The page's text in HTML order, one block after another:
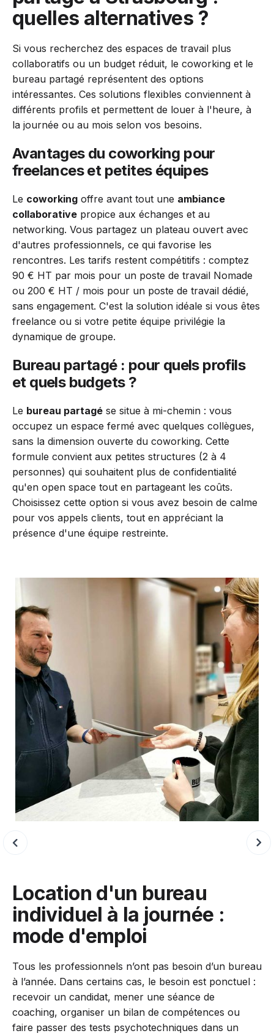
quelles alternatives ?
Si vous recherchez des espaces de travail plus
collaboratifs ou un budget réduit, le coworking et le
bureau partagé représentent des options
intéressantes. Ces solutions flexibles conviennent à
différents profils et permettent de louer à l'heure, à
la journée ou au mois selon vos besoins.
Avantages du coworking pour
freelances et petites équipes
Le coworking offre avant tout une ambiance
collaborative propice aux échanges et au
networking. Vous partagez un plateau ouvert avec
d'autres professionnels, ce qui favorise les
rencontres. Les tarifs restent compétitifs : comptez
90 € HT par mois pour un poste de travail Nomade
ou 200 € HT / mois pour un poste de travail dédié,
sans engagement. C'est la solution idéale si vous êtes
freelance ou si votre petite équipe privilégie la
dynamique de groupe.
Bureau partagé : pour quels profils
et quels budgets ?
Le bureau partagé se situe à mi-chemin : vous
occupez un espace fermé avec quelques collègues,
sans la dimension ouverte du coworking. Cette
formule convient aux petites structures (2 à 4
personnes) qui souhaitent plus de confidentialité
qu'en open space tout en partageant les coûts.
Choisissez cette option si vous avez besoin de calme
pour vos appels clients, tout en appréciant la
présence d'une équipe restreinte.
Location d'un bureau
individuel à la journée :
mode d'emploi
Tous les professionnels n’ont pas besoin d’un bureau
à l’année. Dans certains cas, le besoin est ponctuel :
recevoir un candidat, mener une séance de
coaching, organiser un bilan de compétences ou
faire passer des tests psychotechniques dans un